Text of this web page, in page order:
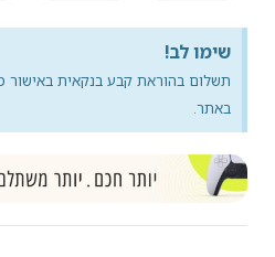
שימו לב!
תשלום בהוראת קבע בנקאית באישור
באתר.